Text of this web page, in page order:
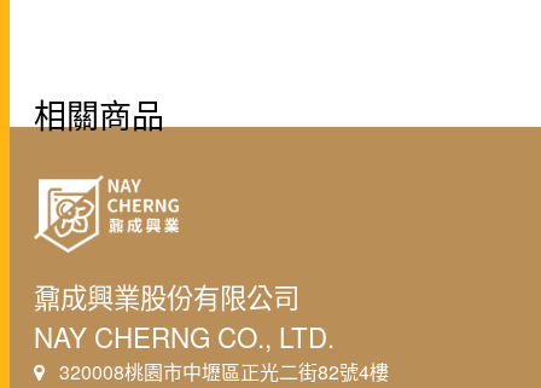
相關商品
鼐成興業股份有限公司
NAY CHERNG CO., LTD.
320008桃園市中壢區正光二街82號4樓